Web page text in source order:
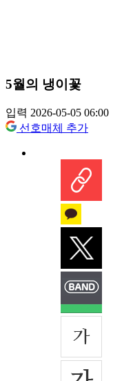
5월의 냉이꽃
입력 2026-05-05 06:00
선호매체 추가